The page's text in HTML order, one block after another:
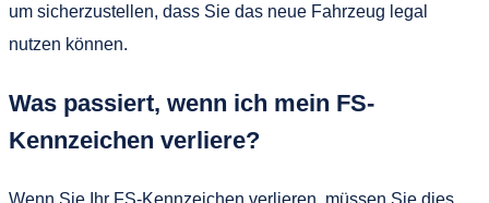
um sicherzustellen, dass Sie das neue Fahrzeug legal
nutzen können.
Was passiert, wenn ich mein FS-
Kennzeichen verliere?
Wenn Sie Ihr FS-Kennzeichen verlieren, müssen Sie dies